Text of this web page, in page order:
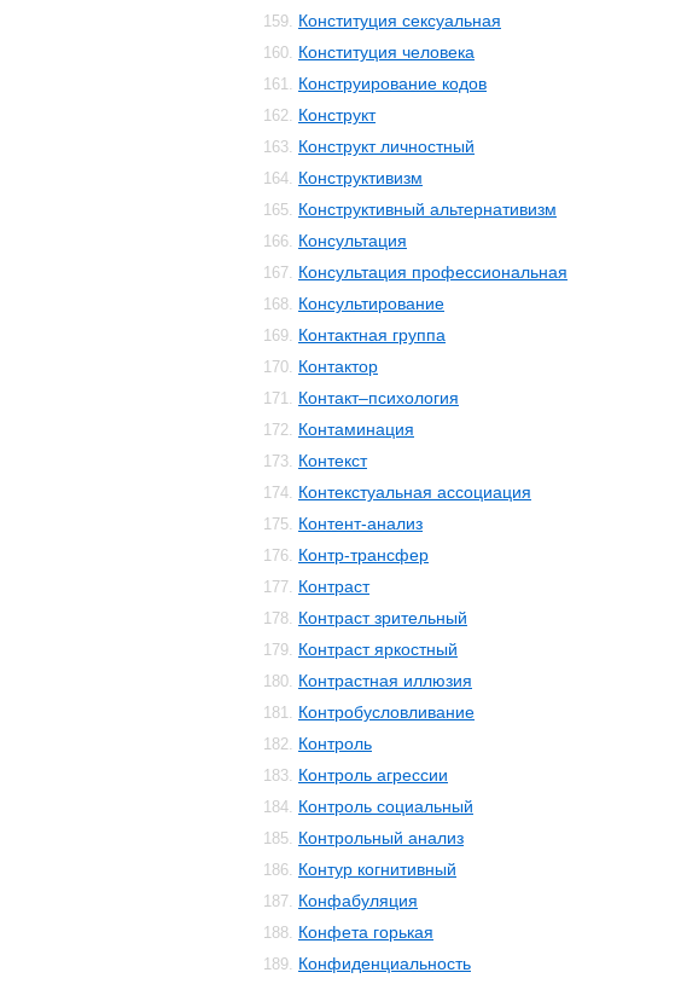
159. Конституция сексуальная
160. Конституция человека
161. Конструирование кодов
162. Конструкт
163. Конструкт личностный
164. Конструктивизм
165. Конструктивный альтернативизм
166. Консультация
167. Консультация профессиональная
168. Консультирование
169. Контактная группа
170. Контактор
171. Контакт–психология
172. Контаминация
173. Контекст
174. Контекстуальная ассоциация
175. Контент-анализ
176. Контр-трансфер
177. Контраст
178. Контраст зрительный
179. Контраст яркостный
180. Контрастная иллюзия
181. Контробусловливание
182. Контроль
183. Контроль агрессии
184. Контроль социальный
185. Контрольный анализ
186. Контур когнитивный
187. Конфабуляция
188. Конфета горькая
189. Конфиденциальность